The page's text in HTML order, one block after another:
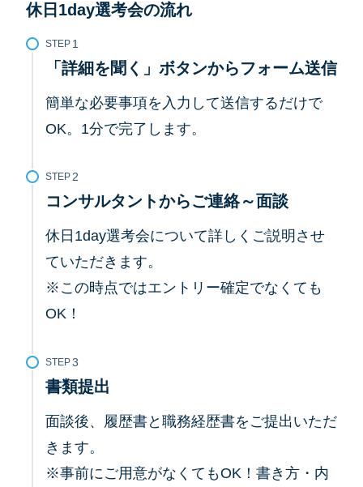
休日1day選考会の流れ
STEP
「詳細を聞く」ボタンからフォーム送信
簡単な必要事項を入力して送信するだけで
OK。1分で完了します。
STEP
コンサルタントからご連絡～面談
休日1day選考会について詳しくご説明させ
ていただきます。
※この時点ではエントリー確定でなくても
OK！
STEP
書類提出
面談後、履歴書と職務経歴書をご提出いただ
きます。
※事前にご用意がなくてもOK！書き方・内